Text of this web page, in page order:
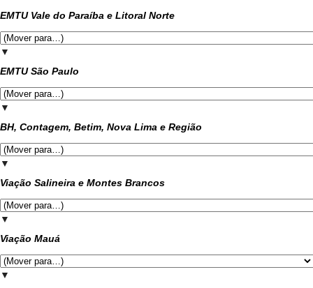
EMTU Vale do Paraíba e Litoral Norte
▼
EMTU São Paulo
▼
BH, Contagem, Betim, Nova Lima e Região
▼
Viação Salineira e Montes Brancos
▼
Viação Mauá
▼